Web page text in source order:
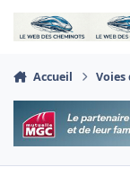
Aller au contenu
Accueil Voies